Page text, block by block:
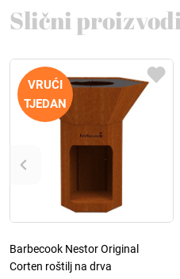
Slični
VRUĆI
TJEDAN
Barbecook Nestor Original
Corten roštilj na drva